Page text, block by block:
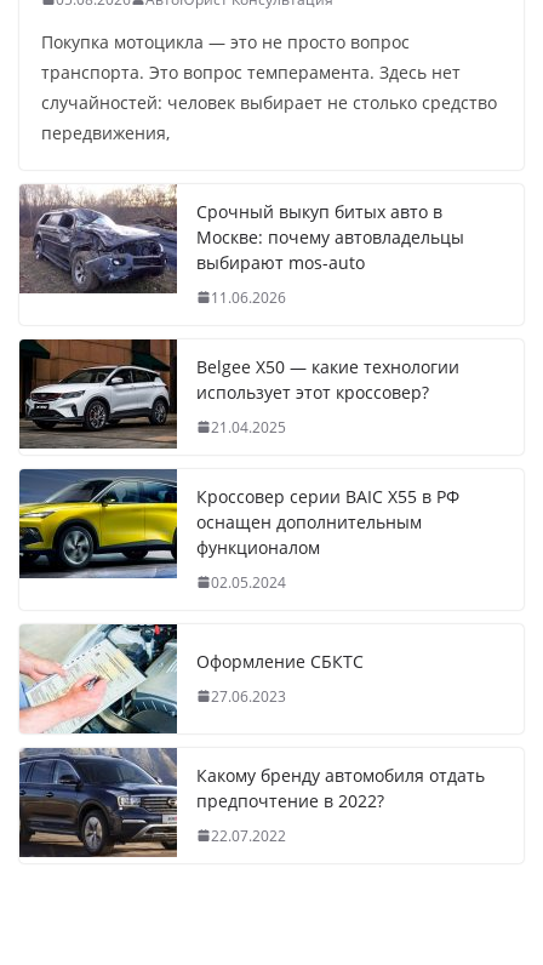
Покупка мотоцикла — это не просто вопрос
транспорта. Это вопрос темперамента. Здесь нет
случайностей: человек выбирает не столько средство
передвижения,
Срочный выкуп битых авто в
Москве: почему автовладельцы
выбирают mos-auto
11.06.2026
Belgee X50 — какие технологии
использует этот кроссовер?
21.04.2025
Кроссовер серии BAIC X55 в РФ
оснащен дополнительным
функционалом
02.05.2024
Оформление СБКТС
27.06.2023
Какому бренду автомобиля отдать
предпочтение в 2022?
22.07.2022